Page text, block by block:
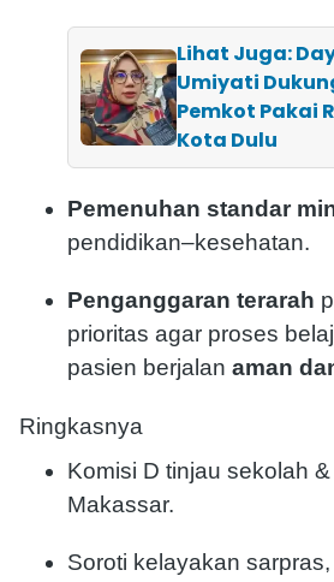
Lihat Juga:
Umiyati
Pemkot Pakai
Kota Dulu
Pemenuhan standar
pendidikan–kesehatan.
Penganggaran terarah
prioritas agar proses
pasien berjalan aman
Ringkasnya
Komisi D tinjau sekolah
Makassar.
Soroti kelayakan